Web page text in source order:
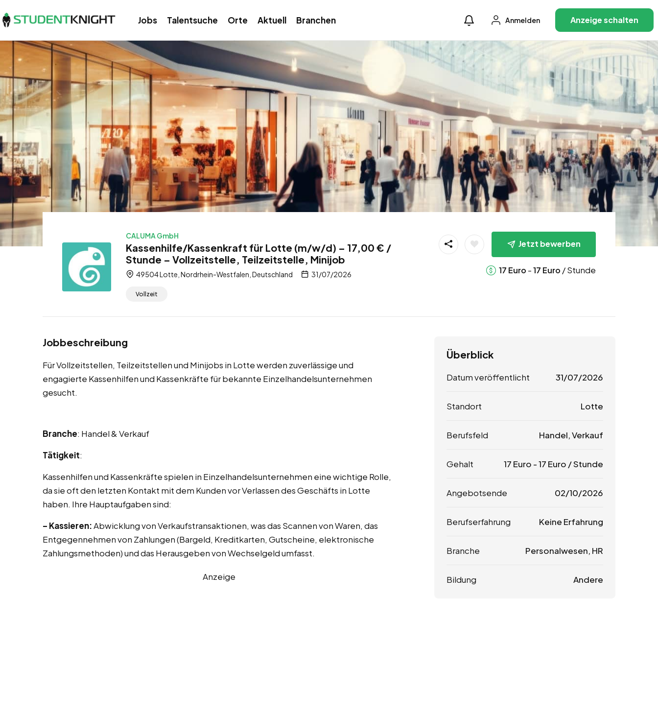
Jobs Talentsuche Orte Aktuell Branchen Anmelden Anzeige schalten
CALUMA GmbH
Kassenhilfe/Kassenkraft für Lotte (m/w/d) – 17,00 € /
Stunde – Vollzeitstelle, Teilzeitstelle, Minijob
49504 Lotte, Nordrhein-Westfalen, Deutschland 31/07/2026
Vollzeit
Jetzt bewerben
17 Euro -17 Euro / Stunde
Jobbeschreibung
Für Vollzeitstellen, Teilzeitstellen und Minijobs in Lotte werden zuverlässige und
engagierte Kassenhilfen und Kassenkräfte für bekannte Einzelhandelsunternehmen
gesucht.
Branche: Handel & Verkauf
Tätigkeit:
Kassenhilfen und Kassenkräfte spielen in Einzelhandelsunternehmen eine wichtige Rolle,
da sie oft den letzten Kontakt mit dem Kunden vor Verlassen des Geschäfts in Lotte
haben. Ihre Hauptaufgaben sind:
– Kassieren:Abwicklung von Verkaufstransaktionen, was das Scannen von Waren, das
Entgegennehmen von Zahlungen (Bargeld, Kreditkarten, Gutscheine, elektronische
Zahlungsmethoden) und das Herausgeben von Wechselgeld umfasst.
Anzeige
Überblick
Datum veröffentlicht 31/07/2026
Standort Lotte
Berufsfeld Handel, Verkauf
Gehalt 17 Euro -17 Euro / Stunde
Angebotsende 02/10/2026
Berufserfahrung Keine Erfahrung
Branche Personalwesen, HR
Bildung Andere